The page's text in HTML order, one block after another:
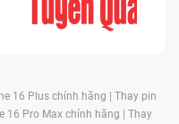
16 Plus chính hãng | Thay pin
16 Pro Max chính hãng | Thay